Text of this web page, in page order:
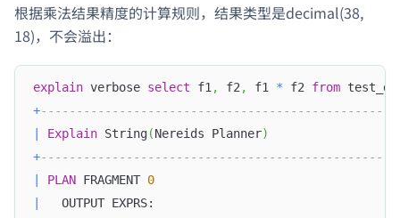
根据乘法结果精度的计算规则，结果类型是decimal(38,
18)，不会溢出：
explain verbose select f1 , f2 , f1 * f2 from
+
Explain String(Nereids Planner)
+
PLAN FRAGMENT 0